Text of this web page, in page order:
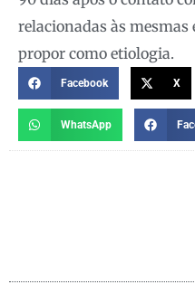
relacionadas às mesmas
propor como etiologia.
Facebook X
WhatsApp